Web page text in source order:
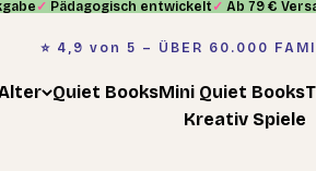
✓ Pädagogisch entwickelt ✓ Ab 79 €
⭐️ 4,9 von 5 – ÜBER 60.000
Quiet BooksMini Quiet Books
Kreativ Spiele